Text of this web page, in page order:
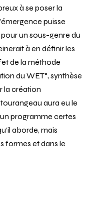
à se poser la
puisse
un sous-genre du
à en définir les
de la méthode
du WET°, synthèse
la création
aura eu le
programme certes
aborde, mais
formes et dans le